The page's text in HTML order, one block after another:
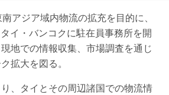
アジア域内物流の拡充を目的に、
イ・バンコクに駐在員事務所を開
地での情報収集、市場調査を通じ
拡大を図る。
、タイとその周辺諸国での物流情